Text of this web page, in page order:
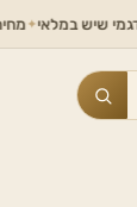
✦מחירים ללא